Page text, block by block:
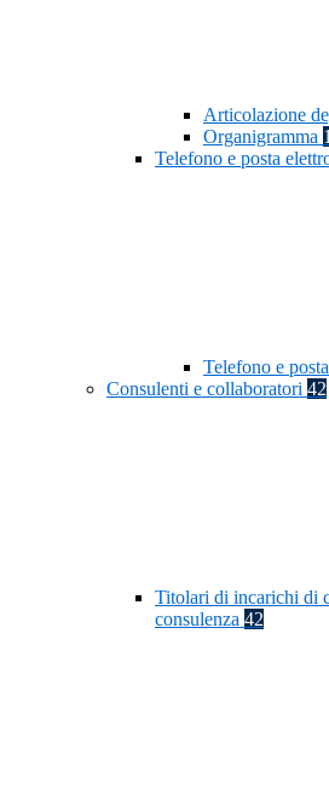
Articolazione
Organigramma 1
Telefono e posta
Telefono e
Consulenti e collaboratori 42
Titolari di incarichi di
consulenza 42